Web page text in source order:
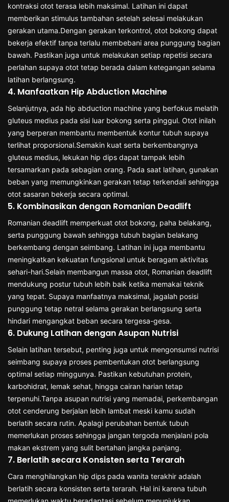
kontraksi otot terasa lebih maksimal. Latihan ini dapat
memberikan stimulus tambahan setelah selesai melakukan
gerakan utama.Dengan gerakan terkontrol, otot bokong dapat
bekerja efektif tanpa terlalu membebani area punggung bagian
bawah. Pastikan juga untuk melakukan setiap repetisi secara
perlahan supaya otot tetap berada dalam ketegangan selama
latihan berlangsung.
4. Manfaatkan Hip Abduction Machine
Selanjutnya, ada hip abduction machine yang berfokus melatih
gluteus medius pada sisi luar bokong serta pinggul. Otot inilah
yang berperan membantu membentuk kontur tubuh supaya
terlihat proporsional.Semakin kuat serta berkembangnya
gluteus medius, lekukan hip dips dapat tampak lebih
tersamarkan pada sebagian orang. Pada saat latihan, gunakan
beban yang memungkinkan gerakan tetap terkendali sehingga
otot sasaran bekerja secara optimal.
5. Kombinasikan dengan Romanian Deadlift
Romanian deadlift memperkuat otot bokong, paha belakang,
serta punggung bawah sehingga tubuh bagian belakang
berkembang dengan seimbang. Latihan ini juga membantu
meningkatkan kekuatan fungsional untuk beragam aktivitas
sehari-hari.Selain membangun massa otot, Romanian deadlift
mendukung postur tubuh lebih baik ketika memakai teknik
yang tepat. Supaya manfaatnya maksimal, jagalah posisi
punggung tetap netral selama gerakan berlangsung serta
hindari mengangkat beban secara tergesa-gesa.
6. Dukung Latihan dengan Asupan Nutrisi
Selain latihan tersebut, penting juga untuk mengonsumsi nutrisi
seimbang supaya proses pembentukan otot berlangsung
optimal setiap minggunya. Pastikan kebutuhan protein,
karbohidrat, lemak sehat, hingga cairan harian tetap
terpenuhi.Tanpa asupan nutrisi yang memadai, perkembangan
otot cenderung berjalan lebih lambat meski kamu sudah
berlatih secara rutin. Apalagi perubahan bentuk tubuh
memerlukan proses sehingga jangan tergoda menjalani pola
makan ekstrem yang sulit bertahan jangka panjang.
7. Berlatih secara Konsisten serta Terarah
Cara menghilangkan hip dips pada wanita terakhir adalah
berlatih secara konsisten serta terarah. Hal ini karena tubuh